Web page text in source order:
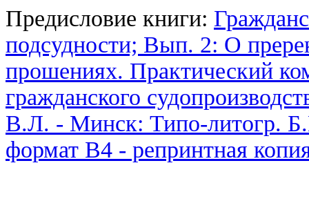
Предисловие книги:
подсудности; Вып. 2: О
прошениях. Практический
гражданского
В.Л. - Минск: Типо-литогр.
формат В4 - репринтная